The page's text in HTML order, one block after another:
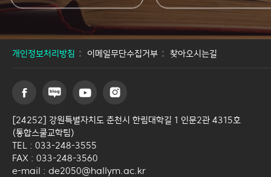
개인정보처리방침 이메일무단수집거부 찾아오시는길
[24252] 강원특별자치도 춘천시 한림대학길 1 인문2관 4315호
(통합스쿨교학팀)
TEL : 033-248-3555
FAX : 033-248-3560
e-mail : de2050@hallym.ac.kr